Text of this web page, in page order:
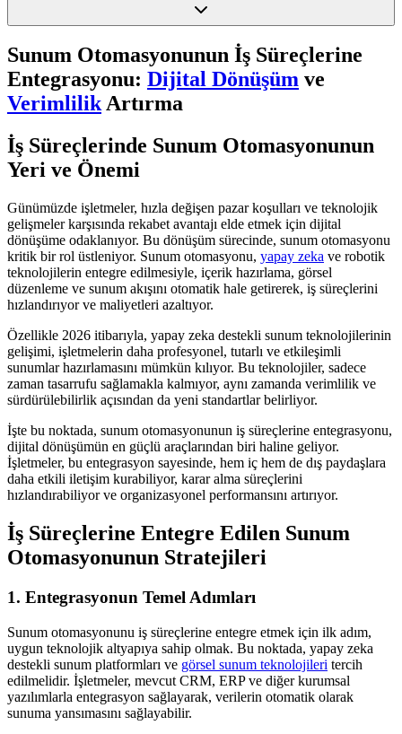
Sunum Otomasyonunun İş Süreçlerine
Entegrasyonu: Dijital Dönüşüm ve
VerimlilikArtırma
İş Süreçlerinde Sunum Otomasyonunun
Yeri ve Önemi
Günümüzde işletmeler, hızla değişen pazar koşulları ve teknolojik
gelişmeler karşısında rekabet avantajı elde etmek için dijital
dönüşüme odaklanıyor. Bu dönüşüm sürecinde, sunum otomasyonu
kritik bir rol üstleniyor. Sunum otomasyonu, yapay zeka ve robotik
teknolojilerin entegre edilmesiyle, içerik hazırlama, görsel
düzenleme ve sunum akışını otomatik hale getirerek, iş süreçlerini
hızlandırıyor ve maliyetleri azaltıyor.
Özellikle 2026 itibarıyla, yapay zeka destekli sunum teknolojilerinin
gelişimi, işletmelerin daha profesyonel, tutarlı ve etkileşimli
sunumlar hazırlamasını mümkün kılıyor. Bu teknolojiler, sadece
zaman tasarrufu sağlamakla kalmıyor, aynı zamanda verimlilik ve
sürdürülebilirlik açısından da yeni standartlar belirliyor.
İşte bu noktada, sunum otomasyonunun iş süreçlerine entegrasyonu,
dijital dönüşümün en güçlü araçlarından biri haline geliyor.
İşletmeler, bu entegrasyon sayesinde, hem iç hem de dış paydaşlara
daha etkili iletişim kurabiliyor, karar alma süreçlerini
hızlandırabiliyor ve organizasyonel performansını artırıyor.
İş Süreçlerine Entegre Edilen Sunum
Otomasyonunun Stratejileri
1. Entegrasyonun Temel Adımları
Sunum otomasyonunu iş süreçlerine entegre etmek için ilk adım,
uygun teknolojik altyapıya sahip olmak. Bu noktada, yapay zeka
destekli sunum platformları ve görsel sunum teknolojileri tercih
edilmelidir. İşletmeler, mevcut CRM, ERP ve diğer kurumsal
yazılımlarla entegrasyon sağlayarak, verilerin otomatik olarak
sunuma yansımasını sağlayabilir.